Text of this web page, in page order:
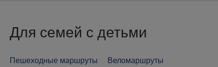
Для семей с детьми
Пешеходные маршруты
Веломаршруты